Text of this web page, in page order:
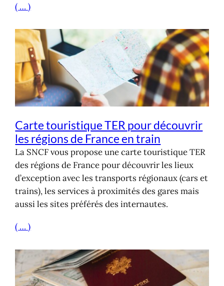
( … )
Carte touristique TER pour découvrir
les régions de France en train
La SNCF vous propose une carte touristique TER
des régions de France pour découvrir les lieux
d’exception avec les transports régionaux (cars et
trains), les services à proximités des gares mais
aussi les sites préférés des internautes.
( … )